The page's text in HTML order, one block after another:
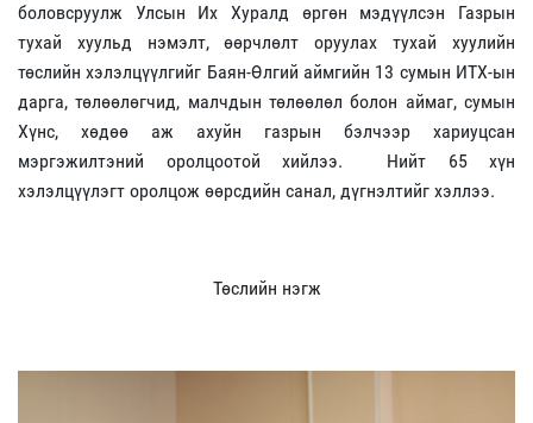
боловсруулж Улсын Их Хуралд өргөн мэдүүлсэн Газрын
тухай хуульд нэмэлт, өөрчлөлт оруулах тухай хуулийн
төслийн хэлэлцүүлгийг Баян-Өлгий аймгийн 13 сумын ИТХ-ын
дарга, төлөөлөгчид, малчдын төлөөлөл болон аймаг, сумын
Хүнс, хөдөө аж ахуйн газрын бэлчээр хариуцсан
мэргэжилтэний оролцоотой хийлээ.
Нийт 65 хүн
хэлэлцүүлэгт оролцож өөрсдийн санал, дүгнэлтийг хэллээ.
Төслийн нэгж